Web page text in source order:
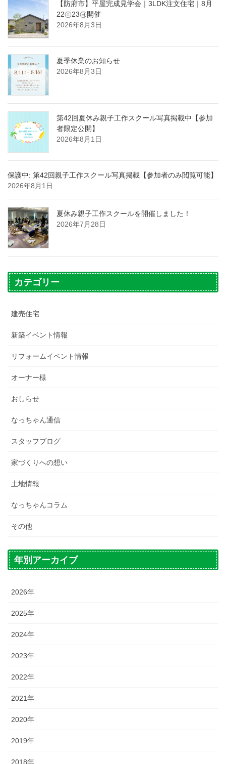
【防府市】平屋完成見学会｜3LDK注文住宅｜8月
22㊏23㊐開催
2026年8月3日
夏季休業のお知らせ
2026年8月3日
第42回夏休み親子工作スクール写真掲載中【参加
者限定公開】
2026年8月1日
保護中: 第42回親子工作スクール写真掲載【参加者のみ閲覧可能】
2026年8月1日
夏休み親子工作スクールを開催しました！
2026年7月28日
カテゴリー
建売住宅
新築イベント情報
リフォームイベント情報
オーナー様
おしらせ
なっちゃん通信
スタッフブログ
家づくりへの想い
土地情報
なっちゃんコラム
その他
年別アーカイブ
2026年
2025年
2024年
2023年
2022年
2021年
2020年
2019年
2018年